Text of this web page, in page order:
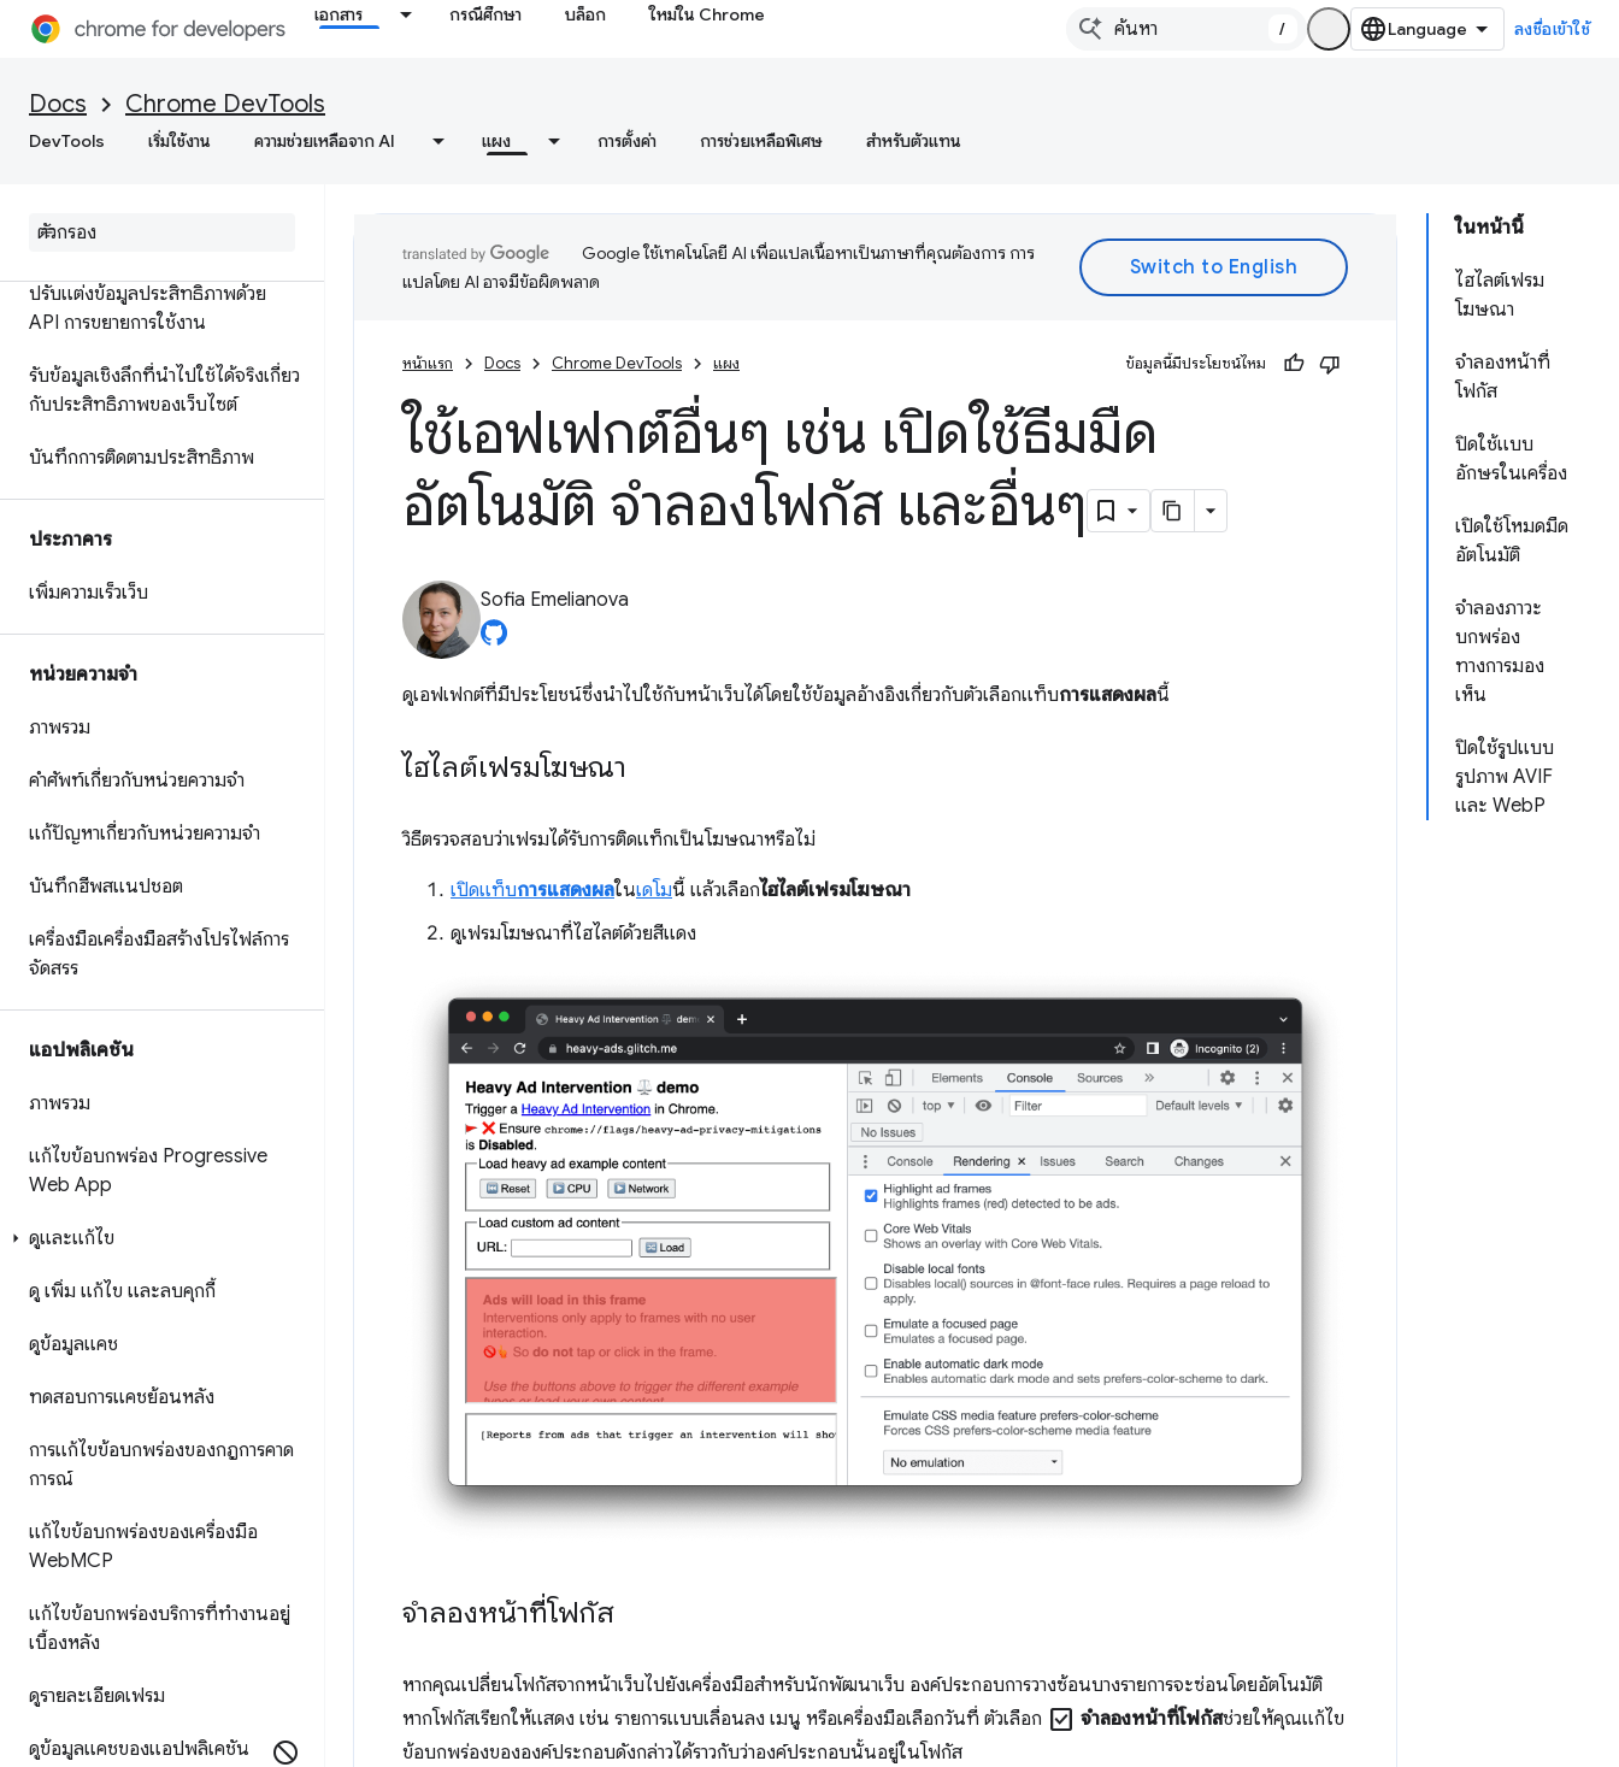
เอกสาร กรณีศึกษา บล็อก ใหม่ใน Chrome
/ ลงชื่อเข้าใช้
Docs Chrome DevTools
DevTools เริ่มใช้งาน ความช่วยเหลือจาก AI แผง การตั้งค่า การช่วยเหลือพิเศษ สำหรับตัวแทน
การอ้างอิงเหตุการณ์ในไทม์ไลน์
ประสิทธิภาพ Node
ปรับแต่งข้อมูลประสิทธิภาพด้วย
API การขยายการใช้งาน
รับข้อมูลเชิงลึกที่นำไปใช้ได้จริงเกี่ยว
กับประสิทธิภาพของเว็บไซต์
บันทึกการติดตามประสิทธิภาพ
ประภาคาร
เพิ่มความเร็วเว็บ
หน่วยความจำ
ภาพรวม
คำศัพท์เกี่ยวกับหน่วยความจำ
แก้ปัญหาเกี่ยวกับหน่วยความจำ
บันทึกฮีพสแนปชอต
เครื่องมือเครื่องมือสร้างโปรไฟล์การ
จัดสรร
แอปพลิเคชัน
ภาพรวม
แก้ไขข้อบกพร่อง Progressive
Web App
ดูและแก้ไข
ดู เพิ่ม แก้ไข และลบคุกกี้
ดูข้อมูลแคช
ทดสอบการแคชย้อนหลัง
การแก้ไขข้อบกพร่องของกฎการคาด
การณ์
แก้ไขข้อบกพร่องของเครื่องมือ
WebMCP
แก้ไขข้อบกพร่องบริการที่ทำงานอยู่
เบื้องหลัง
ดูรายละเอียดเฟรม
ดูข้อมูลแคชของแอปพลิเคชัน
ในหน้านี้
ไฮไลต์เฟรม
โฆษณา
จำลองหน้าที่
โฟกัส
ปิดใช้แบบ
อักษรในเครื่อง
เปิดใช้โหมดมืด
อัตโนมัติ
จำลองภาวะ
บกพร่อง
ทางการมอง
เห็น
ปิดใช้รูปแบบ
รูปภาพ AVIF
และ WebP
Google ใช้เทคโนโลยี AI เพื่อแปลเนื้อหาเป็นภาษาที่คุณต้องการ การ
แปลโดย AI อาจมีข้อผิดพลาด
หน้าแรก Docs Chrome DevTools แผง ข้อมูลนี้มีประโยชน์ไหม
ใช้เอฟเฟกต์อื่นๆ เช่น เปิดใช้ธีมมืด
อัตโนมัติ จำลองโฟกัส และอื่นๆ
Sofia Emelianova
ดูเอฟเฟกต์ที่มีประโยชน์ซึ่งนำไปใช้กับหน้าเว็บได้โดยใช้ข้อมูลอ้างอิงเกี่ยวกับตัวเลือกแท็บการแสดงผลนี้
ไฮไลต์เฟรมโฆษณา
วิธีตรวจสอบว่าเฟรมได้รับการติดแท็กเป็นโฆษณาหรือไม่
เปิดแท็บการแสดงผลในเดโมนี้ แล้วเลือกไฮไลต์เฟรมโฆษณา
ดูเฟรมโฆษณาที่ไฮไลต์ด้วยสีแดง
จำลองหน้าที่โฟกัส
หากคุณเปลี่ยนโฟกัสจากหน้าเว็บไปยังเครื่องมือสำหรับนักพัฒนาเว็บ องค์ประกอบการวางซ้อนบางรายการจะซ่อนโดยอัตโนมัติ
หากโฟกัสเรียกให้แสดง เช่น รายการแบบเลื่อนลง เมนู หรือเครื่องมือเลือกวันที่ ตัวเลือก check_box จำลองหน้าที่โฟกัสช่วยให้คุณแก้ไข
ข้อบกพร่องขององค์ประกอบดังกล่าวได้ราวกับว่าองค์ประกอบนั้นอยู่ในโฟกัส